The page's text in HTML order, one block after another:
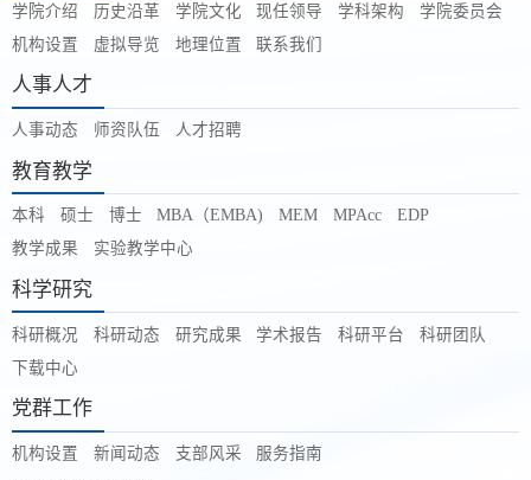
学院介绍 历史沿革 学院文化 现任领导 学科架构
学院委员会
机构设置
虚拟导览 地理位置 联系我们
人事人才
人事动态 师资队伍 人才招聘
教育教学
本科 硕士 博士 MBA（EMBA) MEM MPAcc
EDP
教学成果
实验教学中心
科学研究
科研概况 科研动态 研究成果 学术报告 科研平台
科研团队
下载中心
党群工作
机构设置 新闻动态 支部风采 服务指南